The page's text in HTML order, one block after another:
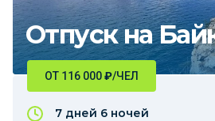
Отпуск на
ОТ 116 000₽/ЧЕЛ
7 дней 6 ночей